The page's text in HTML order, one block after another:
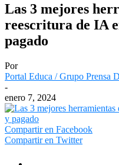
Las 3 mejores
reescritura de IA
pagado
Por
Portal Educa / Grupo Prensa
-
enero 7, 2024
Compartir en Facebook
Compartir en Twitter